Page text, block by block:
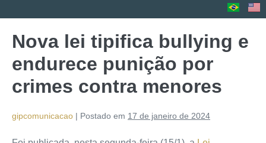
Nova lei tipifica bullying e
endurece punição por
crimes contra menores
gipcomunicacao | Postado em 17 de janeiro de 2024